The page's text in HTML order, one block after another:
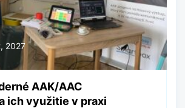
2027
AAK/AAC
ich využitie v praxi